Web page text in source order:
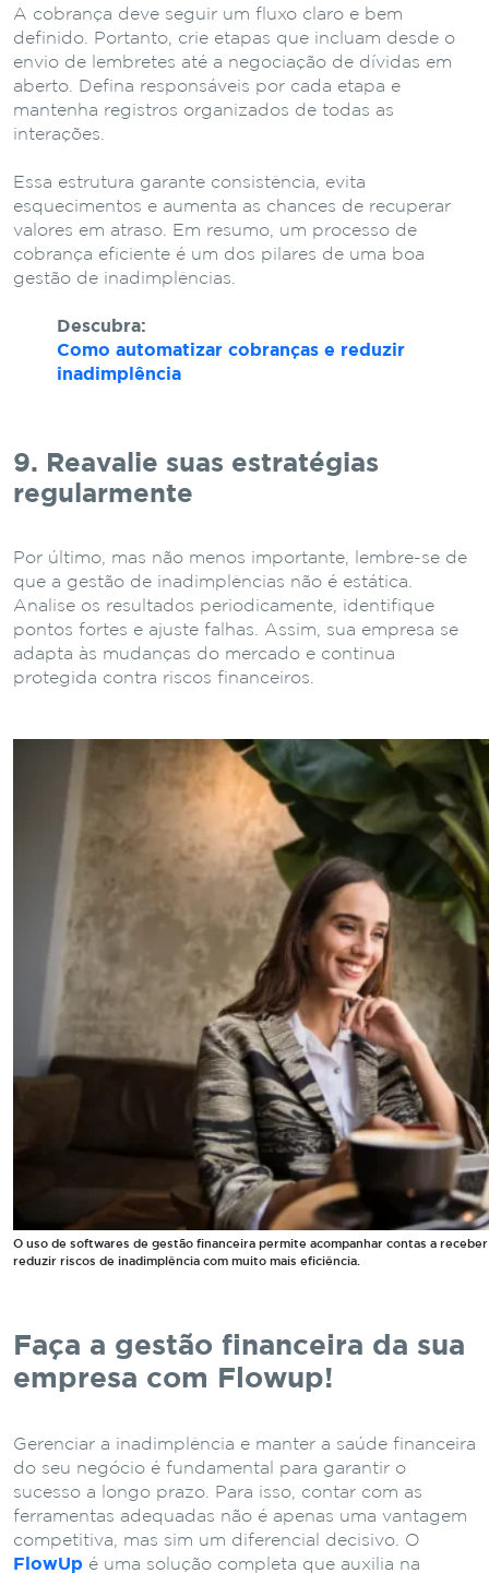
A cobrança deve seguir um fluxo claro e bem
definido. Portanto, crie etapas que incluam desde o
envio de lembretes até a negociação de dívidas em
aberto. Defina responsáveis por cada etapa e
mantenha registros organizados de todas as
interações.
Essa estrutura garante consistência, evita
esquecimentos e aumenta as chances de recuperar
valores em atraso. Em resumo, um processo de
cobrança eficiente é um dos pilares de uma boa
gestão de inadimplências.
Descubra:
Como automatizar cobranças e reduzir
inadimplência
9. Reavalie suas estratégias
regularmente
Por último, mas não menos importante, lembre-se de
que a gestão de inadimplências não é estática.
Analise os resultados periodicamente, identifique
pontos fortes e ajuste falhas. Assim, sua empresa se
adapta às mudanças do mercado e continua
protegida contra riscos financeiros.
O uso de softwares de gestão financeira permite acompanhar contas a
reduzir riscos de inadimplência com muito mais eficiência.
Faça a gestão financeira da sua
empresa com Flowup!
Gerenciar a inadimplência e manter a saúde financeira
do seu negócio é fundamental para garantir o
sucesso a longo prazo. Para isso, contar com as
ferramentas adequadas não é apenas uma vantagem
competitiva, mas sim um diferencial decisivo. O
FlowUp é uma solução completa que auxilia na